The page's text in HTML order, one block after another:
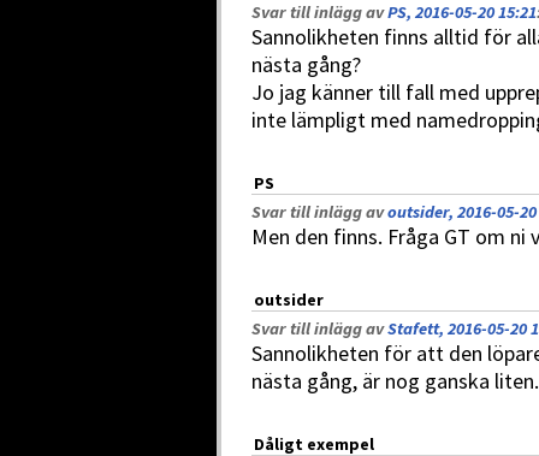
Svar till inlägg avPS, 2016-05-20 15:21
Sannolikheten finns alltid för
nästa gång?
Jo jag känner till fall med
inte lämpligt med
PS
Svar till inlägg avoutsider, 2016-05-20
Men den finns. Fråga GT om ni
outsider
Svar till inlägg avStafett, 2016-05-20
Sannolikheten för att den
nästa gång, är nog ganska liten.
Dåligt exempel